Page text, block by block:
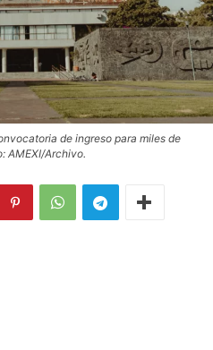
de ingreso para miles de
AMEXI/Archivo.